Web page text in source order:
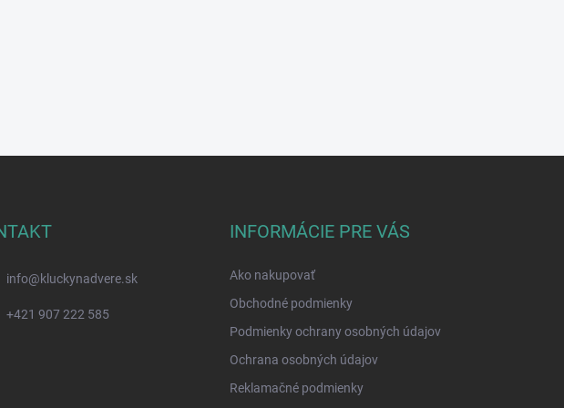
info@kluckynadvere.sk
+421 907 222 585
INFORMÁCIE PRE VÁS
Ako nakupovať
Obchodné podmienky
Podmienky ochrany osobných údajov
Ochrana osobných údajov
Reklamačné podmienky